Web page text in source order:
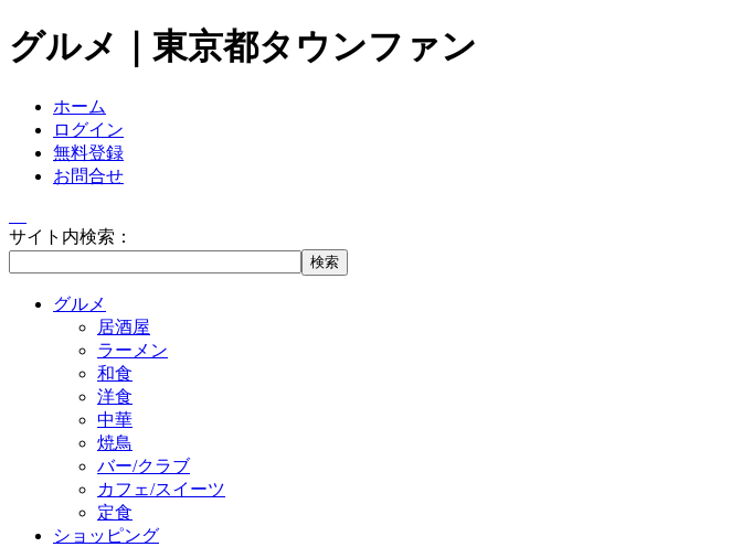
グルメ｜東京都タウンファン
ホーム
ログイン
無料登録
お問合せ
サイト内検索：
グルメ
居酒屋
ラーメン
和食
洋食
中華
焼鳥
バー/クラブ
カフェ/スイーツ
定食
ショッピング